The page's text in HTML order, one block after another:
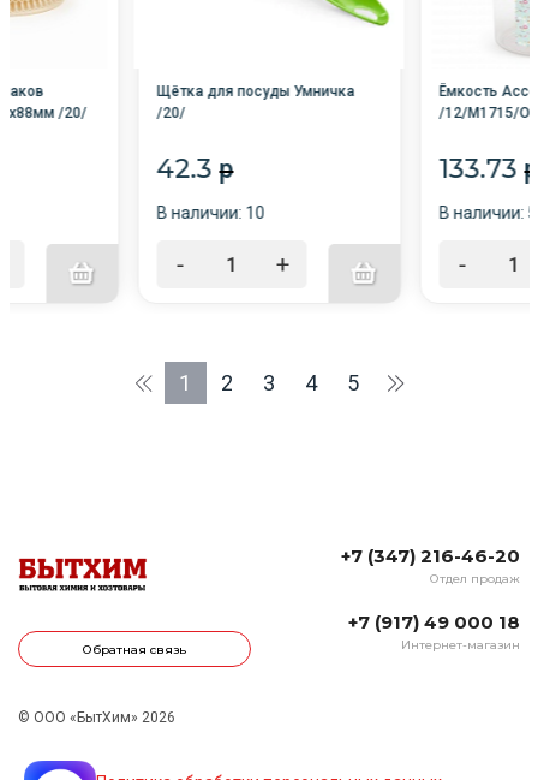
/20/
Щётка для посуды Умничка
/20/
42.3 p
В наличии: 10
- +
Ёмкость
/12/М1715/
133.73 p
В наличии: 5
-
1 2 3 4 5
Обратная связь
+7 (347) 216-46-20
Отдел продаж
+7 (917) 49 000 18
Интернет-магазин
© ООО «БытХим» 2026